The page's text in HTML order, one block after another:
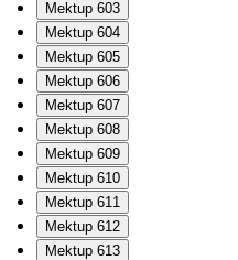
Mektup 603
Mektup 604
Mektup 605
Mektup 606
Mektup 607
Mektup 608
Mektup 609
Mektup 610
Mektup 611
Mektup 612
Mektup 613